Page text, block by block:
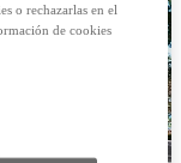
o rechazarlas en el
de cookies